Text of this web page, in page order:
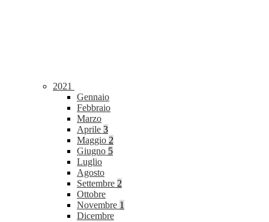
2021
Gennaio
Febbraio
Marzo
Aprile 3
Maggio 2
Giugno 5
Luglio
Agosto
Settembre 2
Ottobre
Novembre 1
Dicembre